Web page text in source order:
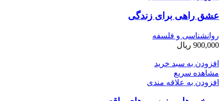
عشق راهی برای زندگی
روانشناسی و فلسفه
900,000 ریال
افزودن به سبد خرید
مشاهده سریع
افزودن به علاقه مندی